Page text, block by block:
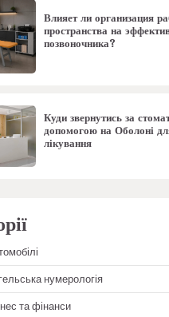
Влияет ли организация
пространства на
позвоночника?
Куди звернутись за
допомогою на Оболоні
лікування
нумерологія
та фінанси